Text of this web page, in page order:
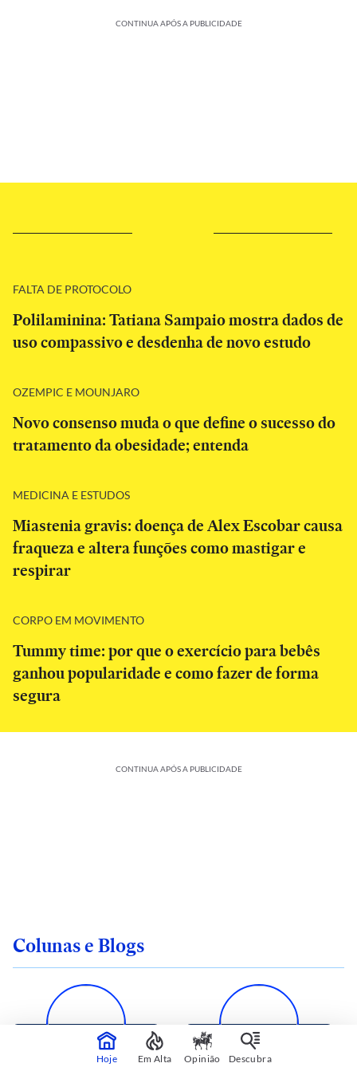
CONTINUA APÓS A PUBLICIDADE
FALTA DE PROTOCOLO
Polilaminina: Tatiana Sampaio mostra dados de
uso compassivo e desdenha de novo estudo
OZEMPIC E MOUNJARO
Novo consenso muda o que define o sucesso do
tratamento da obesidade; entenda
MEDICINA E ESTUDOS
Miastenia gravis: doença de Alex Escobar causa
fraqueza e altera funções como mastigar e
respirar
CORPO EM MOVIMENTO
Tummy time: por que o exercício para bebês
ganhou popularidade e como fazer de forma
segura
CONTINUA APÓS A PUBLICIDADE
Colunas e Blogs
Hoje Em Alta Opinião Descubra